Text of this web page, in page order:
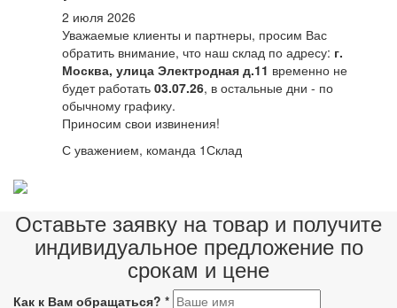
2 июля 2026
Уважаемые клиенты и партнеры, просим Вас
обратить внимание, что наш склад по адресу: г.
Москва, улица Электродная д.11 временно не
будет работать 03.07.26, в остальные дни - по
обычному графику.
Приносим свои извинения!
С уважением, команда 1Склад
Оставьте заявку на товар и получите
индивидуальное предложение по
срокам и цене
Как к Вам обращаться? *